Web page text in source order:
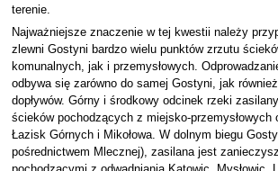
terenie.
Najważniejsze znaczenie w tej kwestii należy
zlewni Gostyni bardzo wielu punktów zrzutu
komunalnych, jak i przemysłowych.
odbywa się zarówno do samej Gostyni, jak
dopływów. Górny i środkowy odcinek rzeki
ścieków pochodzących z miejsko-przemysłowych
Łazisk Górnych i Mikołowa. W dolnym biegu
pośrednictwem Mlecznej), zasilana jest